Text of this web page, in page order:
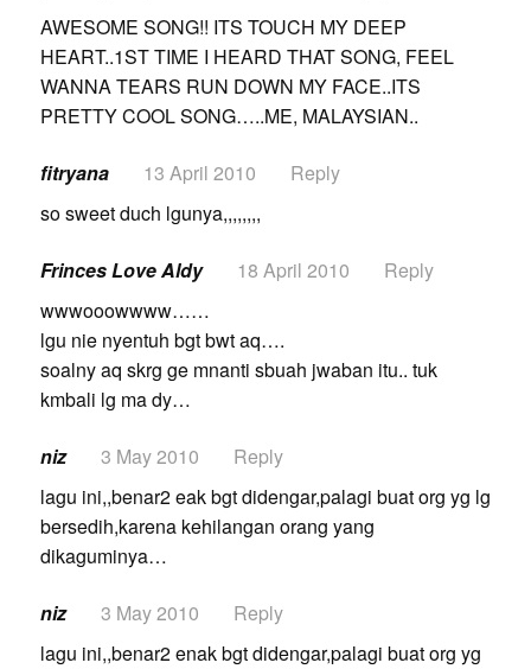
AWESOME SONG!! ITS TOUCH MY DEEP
HEART..1ST TIME I HEARD THAT SONG, FEEL
WANNA TEARS RUN DOWN MY FACE..ITS
PRETTY COOL SONG…..ME, MALAYSIAN..
fitryana 13 April 2010
Reply
so sweet duch lgunya,,,,,,,,
Frinces Love Aldy 18 April 2010
Reply
wwwooowwww……
lgu nie nyentuh bgt bwt aq….
soalny aq skrg ge mnanti sbuah jwaban itu.. tuk
kmbali lg ma dy…
niz 3 May 2010
Reply
lagu ini,,benar2 eak bgt didengar,palagi buat org yg lg
bersedih,karena kehilangan orang yang
dikaguminya…
niz 3 May 2010
Reply
lagu ini,,benar2 enak bgt didengar,palagi buat org yg